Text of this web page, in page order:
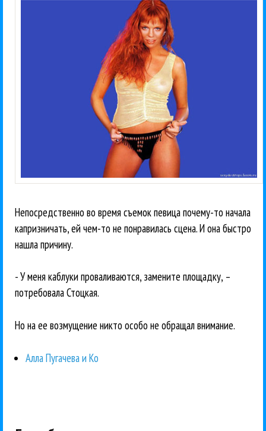
Непосредственно во время съемок певица почему-то начала
капризничать, ей чем-то не понравилась сцена. И она быстро
нашла причину.
- У меня каблуки проваливаются, замените площадку, –
потребовала Стоцкая.
Но на ее возмущение никто особо не обращал внимание.
Алла Пугачева и Ко